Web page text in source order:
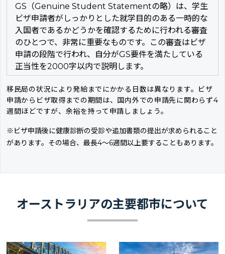
GS（Genuine Student Statementの略）は、学生
ビザ申請者がしっかりとした就学目的のある一時的な
入国者であるかどうかを確認するために行われる審査
のひとつで、非常に重要なものです。この審査はビザ
申請の段階で行われ、自分がGS要件を満たしている
正当性を2000字以内で説明します。
移民局の状況により発給までにかかる日数は異なります。ビザ
申請からビザ取得までの期間は、国内外での申請先に関わらず4
週間ほどですが、余裕を持って申請しましょう。
※ビザ申請後に健康診断の受診や追加書類の提出が求められること
があります。その場合、最長4〜6週間以上要することもあります。
オーストラリアの主要都市について